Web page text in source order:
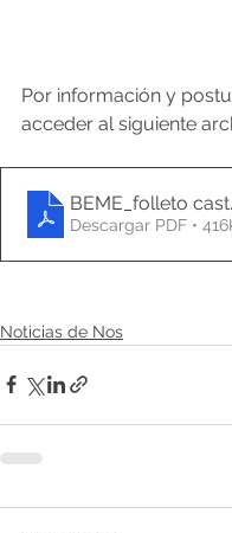
Por información y
acceder al siguiente
BEME_folleto cast
Descargar PDF •
Noticias de Nos